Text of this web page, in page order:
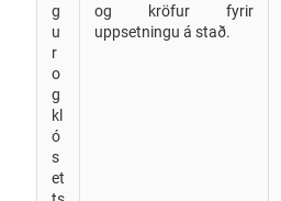
g
u
r
o
g
kl
ó
s
et
og kröfur fyrir
uppsetningu á stað.